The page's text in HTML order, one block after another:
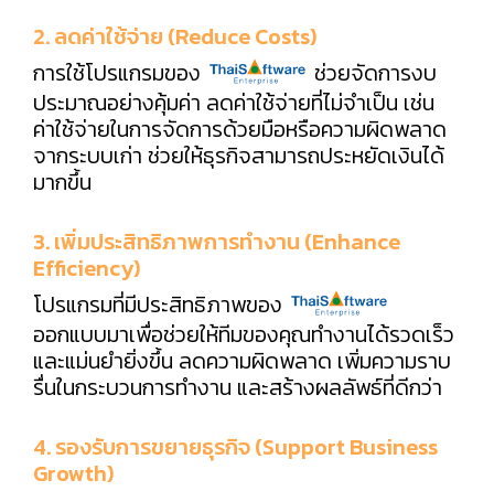
2. ลดค่าใช้จ่าย (Reduce Costs)
การใช้โปรแกรมของ
ช่วยจัดการงบ
ประมาณอย่างคุ้มค่า ลดค่าใช้จ่ายที่ไม่จำเป็น เช่น
ค่าใช้จ่ายในการจัดการด้วยมือหรือความผิดพลาด
จากระบบเก่า ช่วยให้ธุรกิจสามารถประหยัดเงินได้
มากขึ้น
3. เพิ่มประสิทธิภาพการทำงาน (Enhance
Efficiency)
โปรแกรมที่มีประสิทธิภาพของ
ออกแบบมาเพื่อช่วยให้ทีมของคุณทำงานได้รวดเร็ว
และแม่นยำยิ่งขึ้น ลดความผิดพลาด เพิ่มความราบ
รื่นในกระบวนการทำงาน และสร้างผลลัพธ์ที่ดีกว่า
4. รองรับการขยายธุรกิจ (Support Business
Growth)